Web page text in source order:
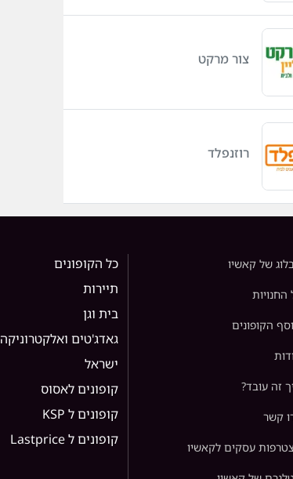
צור מרקט
רוזנפלד
של קאשיו
החנויות
הקופונים
זה עובד?
קשר
עסקים לקאשיו
כל הקופונים
תיירות
בית וגן
גאדג'טים ואלקטרוניקה
ישראל
קופונים לאסוס
קופונים ל KSP
קופונים ל Lastprice